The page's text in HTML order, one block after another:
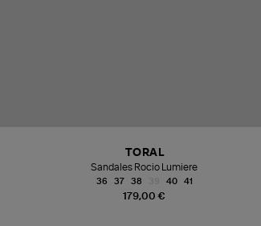
179,00 €
TORAL
Sandales Rocio Lumiere
36 37 38 40 41